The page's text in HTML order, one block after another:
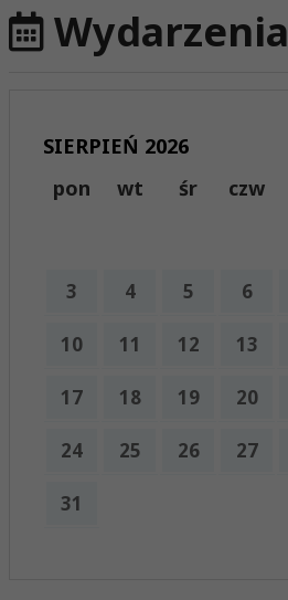
Wydarzenia
SIERPIEŃ 2026
pon
wt śr czw
3 4 5 6
10 11 12 13
17 18 19 20
24 25 26 27
31